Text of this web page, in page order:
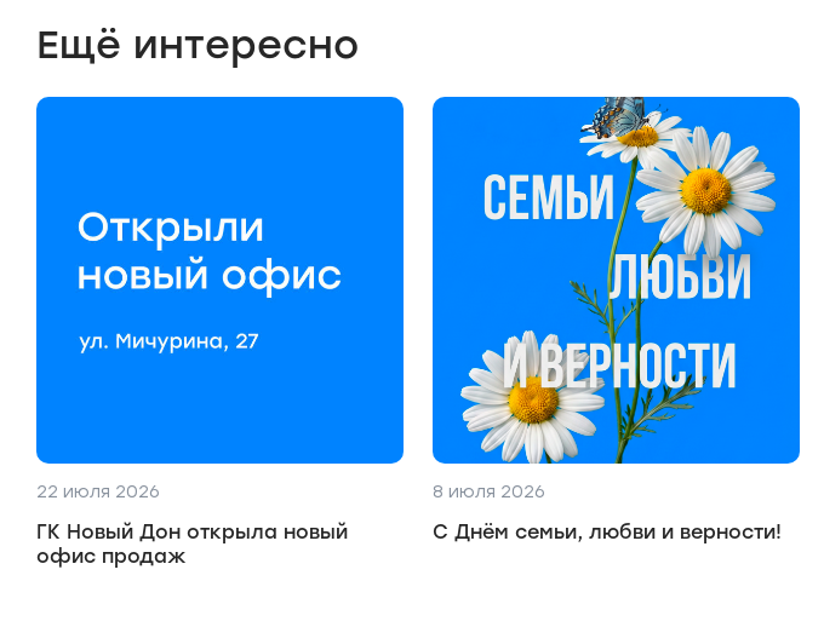
Ещё интересно
22 июля 2026
ГК Новый Дон открыла новый
офис продаж
8 июля 2026
С Днём семьи, любви и верности!